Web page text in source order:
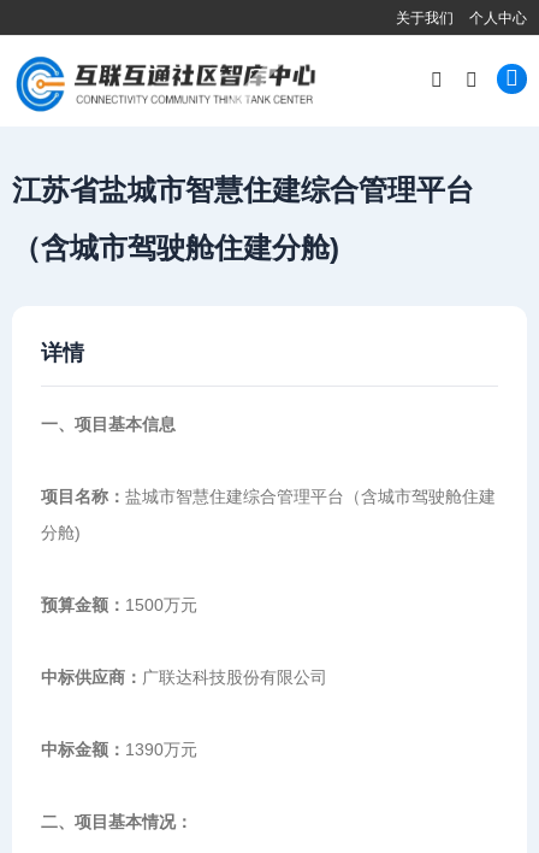
关于我们 个人中心
江苏省盐城市智慧住建综合管理平台
（含城市驾驶舱住建分舱)
详情
一、项目基本信息
项目名称： 盐城市智慧住建综合管理平台（含城市驾驶舱住建
分舱)
预算金额： 1500万元
中标供应商： 广联达科技股份有限公司
中标金额： 1390万元
二、项目基本情况：